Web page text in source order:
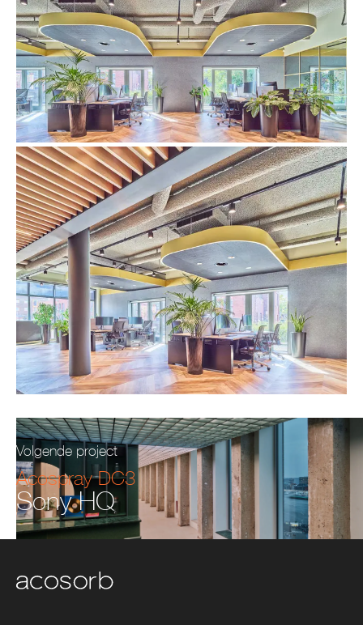
Volgende project
Acospray DC3
Sony HQ